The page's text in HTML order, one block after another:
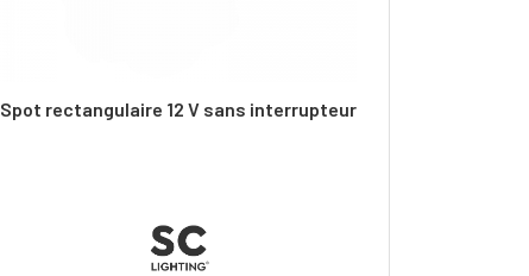
Spot rectangulaire 12 V sans interrupteur